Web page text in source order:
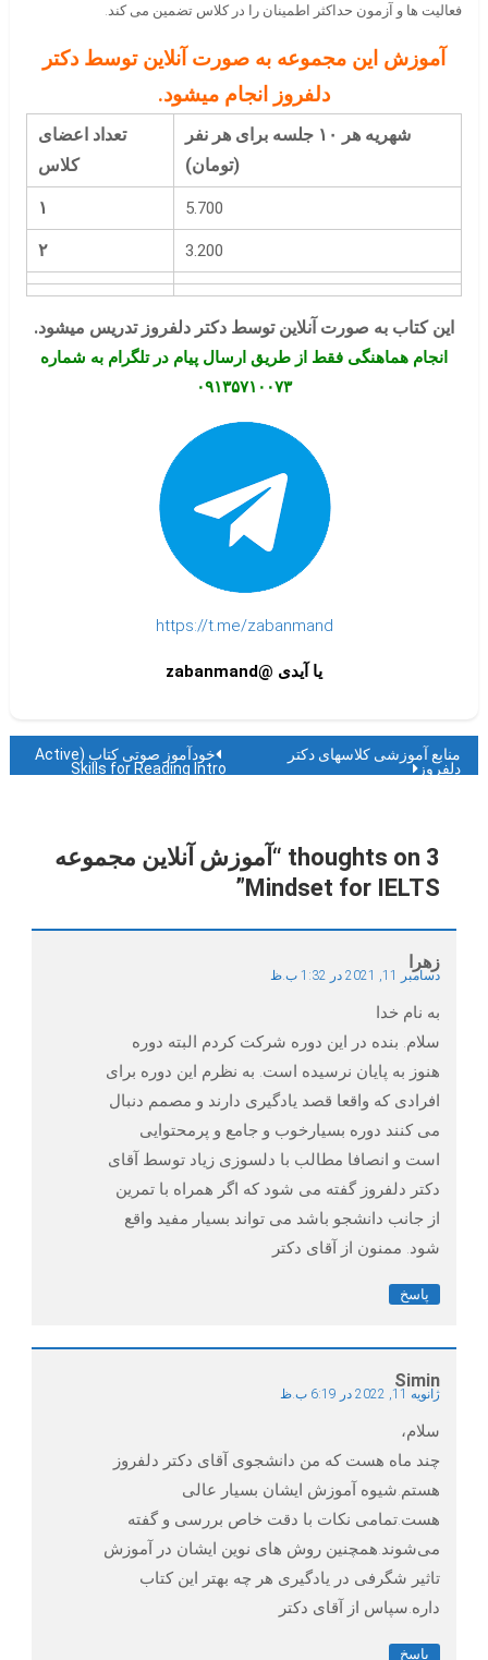
فعالیت ها و آزمون حداکثر اطمینان را در کلاس تضمین می کند.
آموزش این مجموعه به صورت آنلاین توسط دکتر
دلفروز انجام میشود.
شهریه هر ۱۰ جلسه برای هر نفر
(تومان)
تعداد اعضای
کلاس
5.700 ۱
3.200 ۲
این کتاب به صورت آنلاین توسط دکتر دلفروز تدریس میشود.
انجام هماهنگی فقط از طریق ارسال پیام در تلگرام به شماره
۰۹۱۳۵۷۱۰۰۷۳
https://t.me/zabanmand
یا آیدی @zabanmand
راهبری
خودآموز صوتی کتاب (Active
Skills for Reading Intro
منابع آموزشی کلاسهای دکتر
دلفروز
3 thoughts on “
آموزش آنلاین مجموعه
Mindset for IELTS
”
زهرا
دسامبر 11, 2021 در 1:32 ب.ظ
به نام خدا
سلام. بنده در این دوره شرکت کردم البته دوره
هنوز به پایان نرسیده است. به نظرم این دوره برای
افرادی که واقعا قصد یادگیری دارند و مصمم دنبال
می کنند دوره بسیارخوب و جامع و پرمحتوایی
است و انصافا مطالب با دلسوزی زیاد توسط آقای
دکتر دلفروز گفته می شود که اگر همراه با تمرین
از جانب دانشجو باشد می تواند بسیار مفید واقع
شود. ممنون از آقای دکتر
پاسخ
Simin
ژانویه 11, 2022 در 6:19 ب.ظ
سلام،
چند ماه هست که من دانشجوی آقای دکتر دلفروز
هستم.شیوه آموزش ایشان بسیار عالی
هست.تمامی نکات با دقت خاص بررسی و گفته
می‌شوند.همچنین روش های نوین ایشان در آموزش
تاثیر شگرفی در یادگیری هر چه بهتر این کتاب
داره.سپاس از آقای دکتر
پاسخ